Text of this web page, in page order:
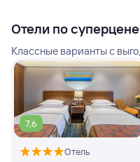
Отели по суперцене
Классные варианты с
7,6
Отель